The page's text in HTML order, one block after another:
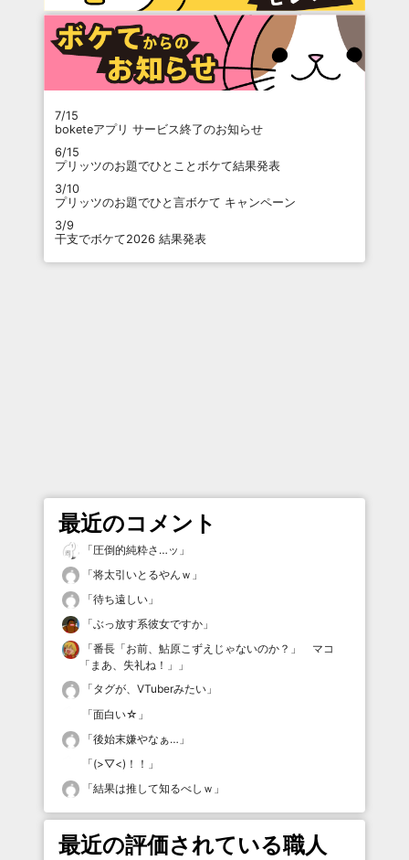
7/15
boketeアプリ サービス終了のお知らせ
6/15
プリッツのお題でひとことボケて結果発表
3/10
プリッツのお題でひと言ボケて キャンペーン
3/9
干支でボケて2026 結果発表
最近のコメント
「圧倒的純粋さ…ッ 」
「将太引いとるやんｗ 」
「待ち遠しい 」
「ぶっ放す系彼女ですか 」
「番長「お前、鮎原こずえじゃないのか？」 マコ
「まあ、失礼ね！」
」
「タグが、VTuberみたい 」
「面白い☆ 」
「後始末嫌やなぁ… 」
「(>▽<)！！ 」
「結果は推して知るべしｗ 」
最近の評価されている職人